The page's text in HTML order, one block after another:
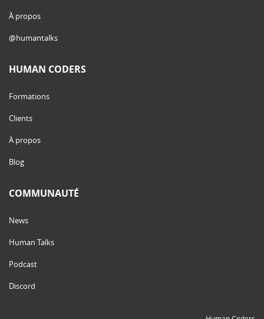
À propos
@humantalks
HUMAN CODERS
Formations
Clients
À propos
Blog
COMMUNAUTÉ
News
Human Talks
Podcast
Discord